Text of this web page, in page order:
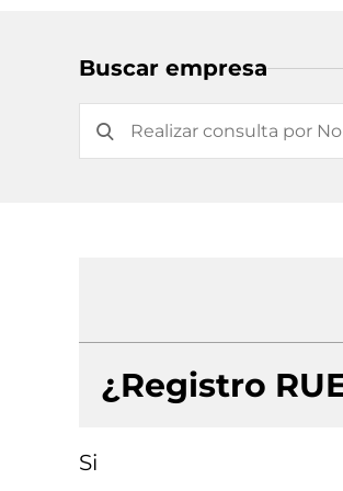
Buscar empresa
¿Registro
Si